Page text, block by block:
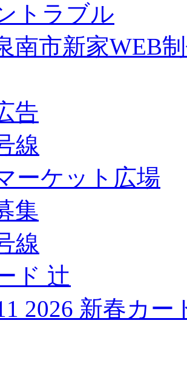
トラブル
南市新家WEB
告
線
ーケット広場
集
線
ド 辻
2026 新春カ